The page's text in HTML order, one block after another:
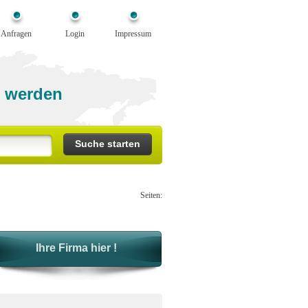
Anfragen Login Impressum
Seiten:
Ihre Firma hier !